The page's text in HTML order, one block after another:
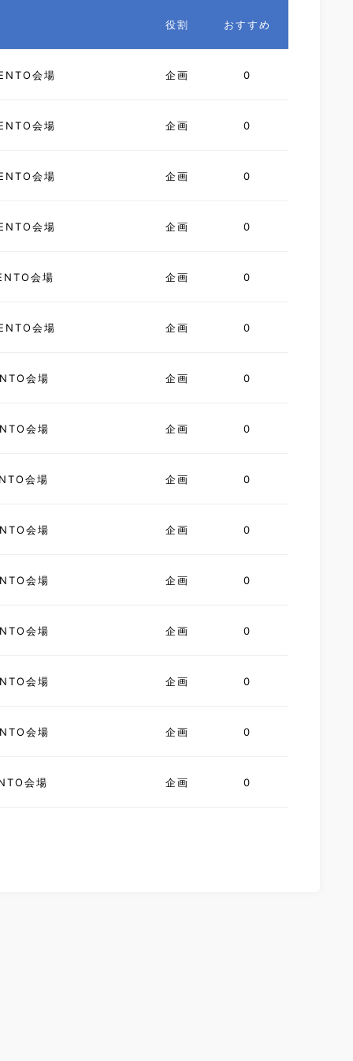
役割 おすすめ
会場 企画 0
会場 企画 0
会場 企画 0
会場 企画 0
会場 企画 0
会場 企画 0
会場 企画 0
会場 企画 0
会場 企画 0
会場 企画 0
会場 企画 0
会場 企画 0
会場 企画 0
会場 企画 0
会場 企画 0